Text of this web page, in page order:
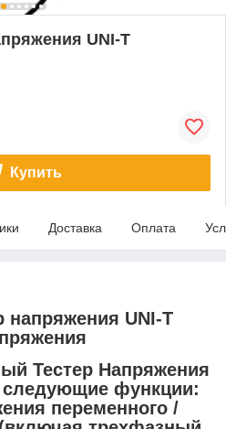
UNI-T
Купить
Доставка Оплата
напряжения UNI-T
Тестер Напряжения
следующие функции:
переменного /